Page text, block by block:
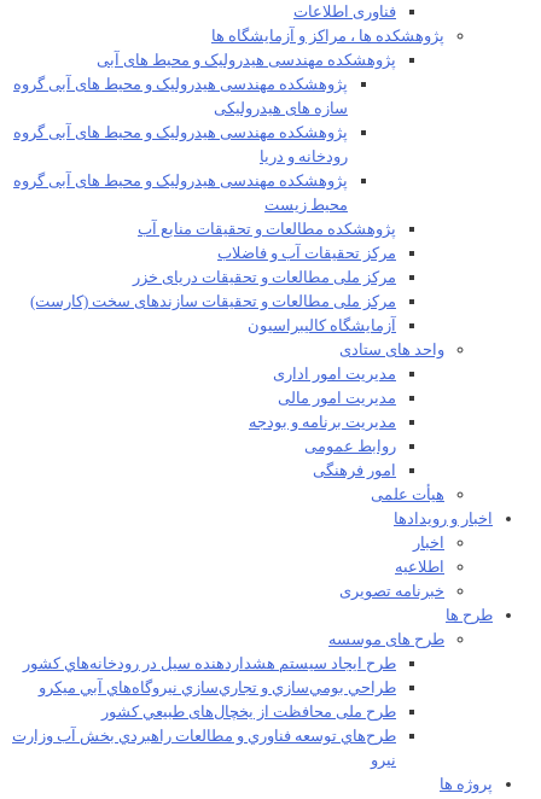
فناوری اطلاعات
پژوهشکده ها ، مراکز و آزمایشگاه ها
پژوهشکده مهندسی هیدرولیک و محیط های آبی
پژوهشکده مهندسی هیدرولیک و محیط های آبی گروه
سازه های هیدرولیکی
پژوهشکده مهندسی هیدرولیک و محیط های آبی گروه
رودخانه و دریا
پژوهشکده مهندسی هیدرولیک و محیط های آبی گروه
محیط زیست
پژوهشکده مطالعات و تحقیقات منابع آب
مرکز تحقیقات آب و فاضلاب
مرکز ملی مطالعات و تحقیقات دریای خزر
مرکز ملی مطالعات و تحقیقات سازندهای سخت (کارست)
آزمایشگاه کالیبراسیون
واحد های ستادی
مدیریت امور اداری
مدیریت امور مالی
مدیریت برنامه و بودجه
روابط عمومی
امور فرهنگی
هیأت علمی​
اخبار و رویدادها
اخبار
اطلاعیه
خبرنامه تصویری
طرح ها
طرح های موسسه
طرح ايجاد سيستم هشداردهنده سيل در رودخانه‌هاي كشور
طراحي بومي‌سازي و تجاري‌سازي نيروگاه‌هاي آبي ميکرو
طرح ملی محافظت از يخچال‌های طبيعي كشور
طرح‌هاي توسعه فناوري و مطالعات راهبردي بخش آب وزارت
نيرو
پروژه ها